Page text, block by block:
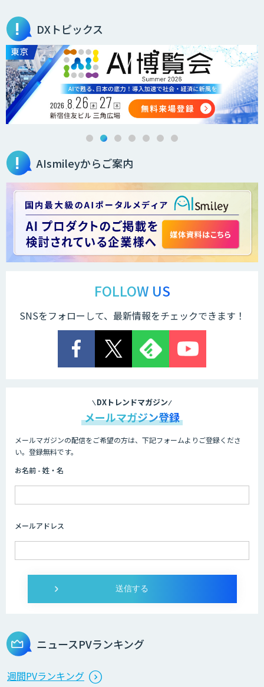
DXトピックス
AIsmileyからご案内
FOLLOW US
SNSをフォローして、最新情報をチェックできます！
DXトレンドマガジン
メールマガジン登録
メールマガジンの配信をご希望の方は、下記フォームよりご登録くださ
い。登録無料です。
お名前 - 姓・名
メールアドレス
ニュースPVランキング
週間PVランキング